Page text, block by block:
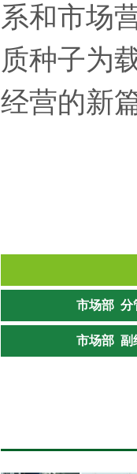
系和市场
质种子为
经营的新
市场部 分
市场部 副